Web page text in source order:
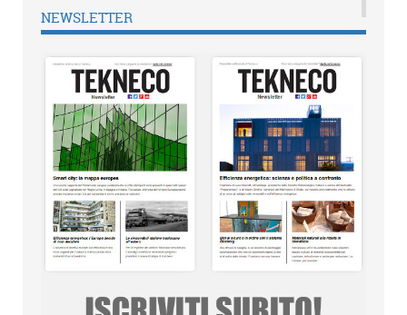
NEWSLETTER